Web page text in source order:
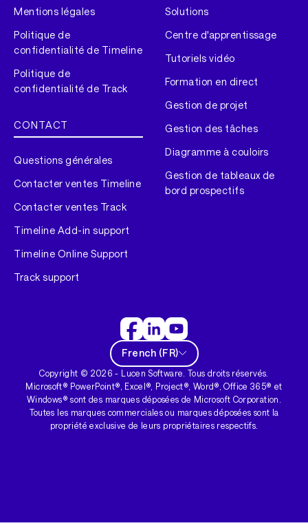
Mentions légales
Politique de
confidentialité de Timeline
Politique de
confidentialité de Track
CONTACT
Questions générales
Contacter ventes Timeline
Contacter ventes Track
Timeline Add-in support
Timeline Online Support
Track support
Solutions
Centre d'apprentissage
Tutoriels vidéo
Formation en direct
Gestion de projet
Gestion des tâches
Diagramme à couloirs
Gestion de tableaux de
bord prospectifs
French (FR)
Copyright © 2026 - Lucen Software. Tous droits réservés.
Microsoft® PowerPoint®, Excel®, Project®, Word®, Office 365® et
Windows® sont des marques déposées de Microsoft Corporation.
Toutes les marques commerciales ou marques déposées sont la
propriété exclusive de leurs propriétaires respectifs.